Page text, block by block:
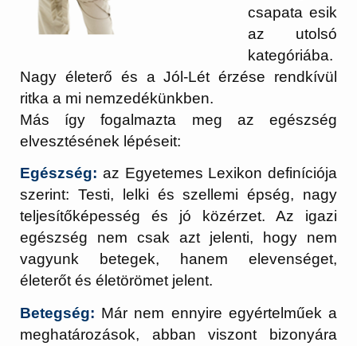
csapata esik
az utolsó
kategóriába.
Nagy életerő és a Jól-Lét érzése rendkívül
ritka a mi nemzedékünkben.
Más így fogalmazta meg az egészség
elvesztésének lépéseit:
Egészség: az Egyetemes Lexikon definíciója
szerint: Testi, lelki és szellemi épség, nagy
teljesítőképesség és jó közérzet. Az igazi
egészség nem csak azt jelenti, hogy nem
vagyunk betegek, hanem elevenséget,
életerőt és életörömet jelent.
Betegség: Már nem ennyire egyértelműek a
meghatározások, abban viszont bizonyára